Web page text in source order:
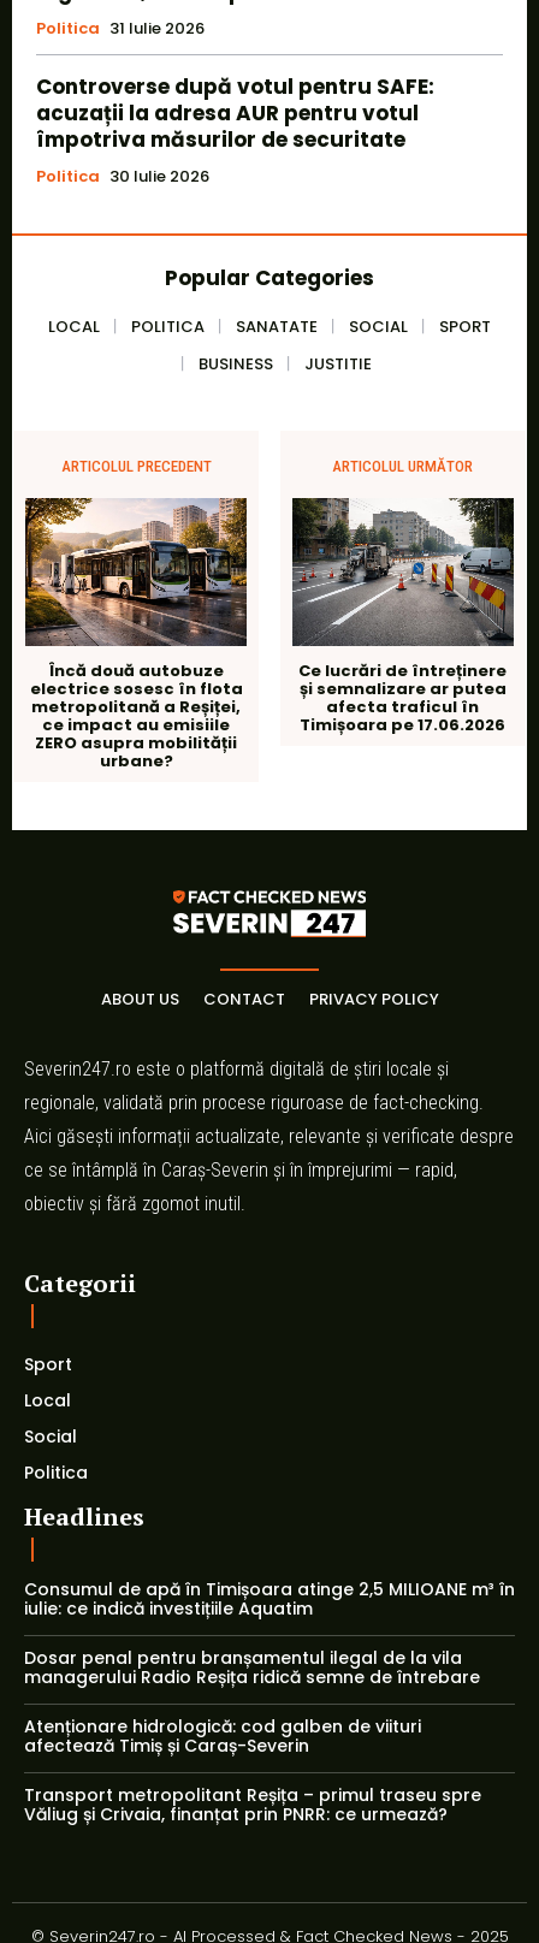
Politica 31 Iulie 2026
Controverse după votul pentru SAFE:
acuzații la adresa AUR pentru votul
împotriva măsurilor de securitate
Politica 30 Iulie 2026
Popular Categories
LOCAL POLITICA SANATATE SOCIAL
SPORT
BUSINESS
JUSTITIE
ARTICOLUL PRECEDENT
Încă două autobuze
electrice sosesc în flota
metropolitană a Reșiței,
ce impact au emisiile
ZERO asupra mobilității
urbane?
ARTICOLUL URMĂTOR
Ce lucrări de întreținere
și semnalizare ar putea
afecta traficul în
Timișoara pe 17.06.2026
ABOUT US CONTACT PRIVACY POLICY
Severin247.ro este o platformă digitală de știri locale și
regionale, validată prin procese riguroase de fact-checking.
Aici găsești informații actualizate, relevante și verificate despre
ce se întâmplă în Caraș-Severin și în împrejurimi — rapid,
obiectiv și fără zgomot inutil.
Categorii
Sport
Local
Social
Politica
Headlines
Consumul de apă în Timișoara atinge 2,5 MILIOANE m³ în
iulie: ce indică investițiile Aquatim
Dosar penal pentru branșamentul ilegal de la vila
managerului Radio Reșița ridică semne de întrebare
Atenționare hidrologică: cod galben de viituri
afectează Timiș și Caraș-Severin
Transport metropolitant Reșița – primul traseu spre
Văliug și Crivaia, finanțat prin PNRR: ce urmează?
© Severin247.ro - AI Processed & Fact Checked News - 2025